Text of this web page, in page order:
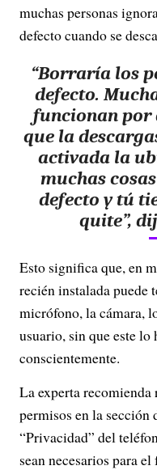
muchas personas
defecto cuando se
“Borraría los
defecto.
funcionan por
que la
activada la
muchas
defecto y tú
quite”,
Esto significa que, en
recién instalada puede
micrófono, la cámara,
usuario, sin que este lo
conscientemente.
La experta
permisos en la sección
“Privacidad” del
sean necesarios para